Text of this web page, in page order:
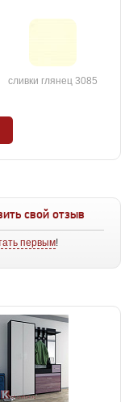
сливки глянец 3085
свой отзыв
первым!